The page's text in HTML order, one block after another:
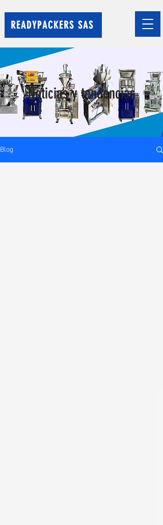
READYPACKERS SAS
Noticias y tendencias
Blog